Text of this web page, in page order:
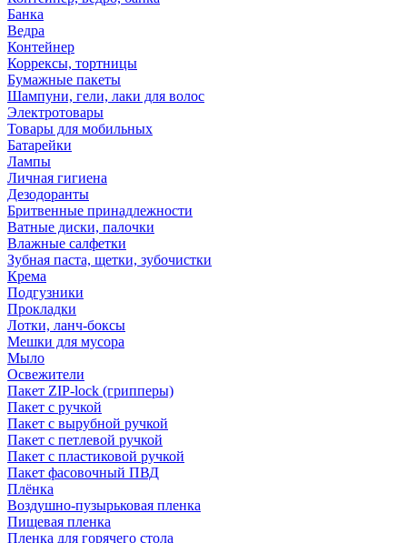
Банка
Ведра
Контейнер
Коррексы, тортницы
Бумажные пакеты
Шампуни, гели, лаки для волос
Электротовары
Товары для мобильных
Батарейки
Лампы
Личная гигиена
Дезодоранты
Бритвенные принадлежности
Ватные диски, палочки
Влажные салфетки
Зубная паста, щетки, зубочистки
Крема
Подгузники
Прокладки
Лотки, ланч-боксы
Мешки для мусора
Мыло
Освежители
Пакет ZIP-lock (грипперы)
Пакет с ручкой
Пакет с вырубной ручкой
Пакет с петлевой ручкой
Пакет с пластиковой ручкой
Пакет фасовочный ПВД
Плёнка
Воздушно-пузырьковая пленка
Пищевая пленка
Пленка для горячего стола